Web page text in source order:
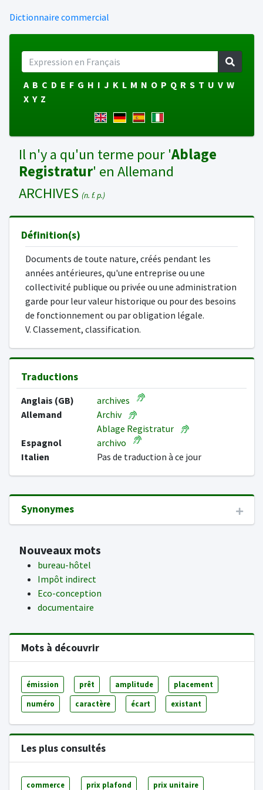
Dictionnaire commercial
A B C D E F G H I J K L M N O P Q R S T U V W
X Y Z
Il n'y a qu'un terme pour 'Ablage
Registratur' en Allemand
ARCHIVES (n. f. p.)
Définition(s)
Documents de toute nature, créés pendant les
années antérieures, qu'une entreprise ou une
collectivité publique ou privée ou une administration
garde pour leur valeur historique ou pour des besoins
de fonctionnement ou par obligation légale.
V. Classement, classification.
Traductions
Anglais (GB)
archives
Allemand
Archiv
Ablage Registratur
Espagnol
archivo
Italien
Pas de traduction à ce jour
Synonymes
Nouveaux mots
bureau-hôtel
Impôt indirect
Eco-conception
documentaire
Mots à découvrir
émission prêt amplitude placement
numéro caractère écart existant
Les plus consultés
commerce prix plafond prix unitaire